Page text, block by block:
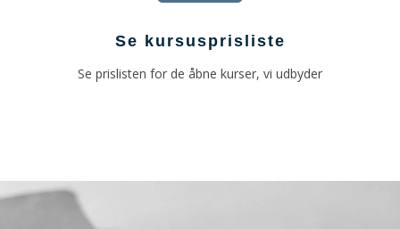
Se kursusprisliste
Se prislisten for de åbne kurser, vi udbyder